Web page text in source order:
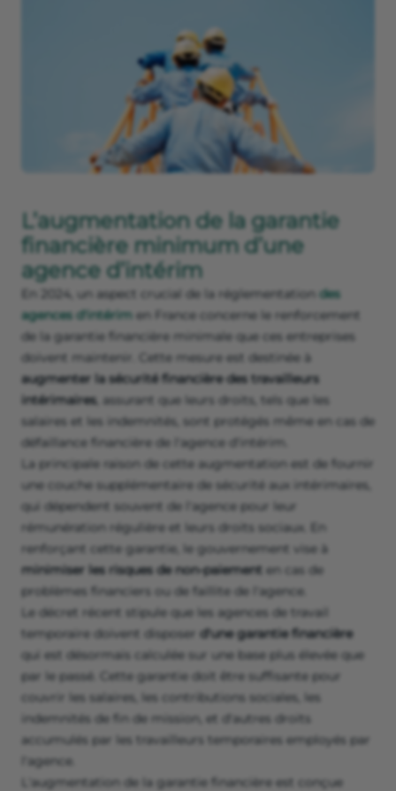
L’augmentation de la garantie
financière minimum d’une
agence d’intérim
En 2024, un aspect crucial de la réglementation des
agences d'intérim en France concerne le renforcement
de la garantie financière minimale que ces entreprises
doivent maintenir. Cette mesure est destinée à
augmenter la sécurité financière des travailleurs
intérimaires, assurant que leurs droits, tels que les
salaires et les indemnités, sont protégés même en cas de
défaillance financière de l'agence d'intérim.
La principale raison de cette augmentation est de fournir
une couche supplémentaire de sécurité aux intérimaires,
qui dépendent souvent de l'agence pour leur
rémunération régulière et leurs droits sociaux. En
renforçant cette garantie, le gouvernement vise à
minimiser les risques de non-paiement en cas de
problèmes financiers ou de faillite de l'agence.
Le décret récent stipule que les agences de travail
temporaire doivent disposer d'une garantie financière
qui est désormais calculée sur une base plus élevée que
par le passé. Cette garantie doit être suffisante pour
couvrir les salaires, les contributions sociales, les
indemnités de fin de mission, et d'autres droits
accumulés par les travailleurs temporaires employés par
l'agence.
L'augmentation de la garantie financière est conçue